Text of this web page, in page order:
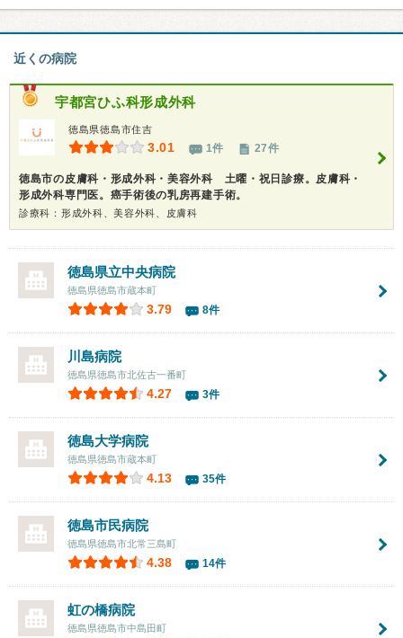
近くの病院
宇都宮ひふ科形成外科
徳島県徳島市住吉
3.01 1件 27件
徳島市の皮膚科・形成外科・美容外科 土曜・祝日診療。皮膚科・
形成外科専門医。癌手術後の乳房再建手術。
診療科：形成外科、美容外科、皮膚科
徳島県立中央病院
徳島県徳島市蔵本町
3.79 8件
川島病院
徳島県徳島市北佐古一番町
4.27 3件
徳島大学病院
徳島県徳島市蔵本町
4.13 35件
徳島市民病院
徳島県徳島市北常三島町
4.38 14件
虹の橋病院
徳島県徳島市中島田町